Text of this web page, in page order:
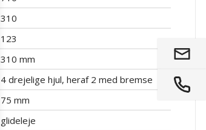
310
123
310 mm
4 drejelige hjul, heraf 2 med bremse
75 mm
glideleje